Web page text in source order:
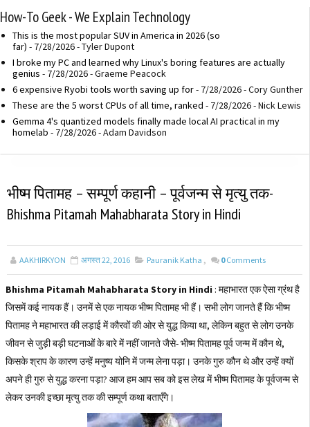
How-To Geek - We Explain Technology
This is the most popular SUV in America in 2026 (so
far) - 7/28/2026- Tyler Dupont
I broke my PC and learned why Linux's boring features are actually
genius - 7/28/2026- Graeme Peacock
6 expensive Ryobi tools worth saving up for- 7/28/2026- Cory Gunther
These are the 5 worst CPUs of all time, ranked - 7/28/2026- Nick Lewis
Gemma 4's quantized models finally made local AI practical in my
homelab - 7/28/2026- Adam Davidson
भीष्म पितामह – सम्पूर्ण कहानी – पूर्वजन्म से मृत्यु तक-
Bhishma Pitamah Mahabharata Story in Hindi
AAKHIRKYON अगस्त 22, 2016 Pauranik Katha , 0 Comments
Bhishma Pitamah Mahabharata Story in Hindi : महाभारत एक ऐसा ग्रंथ है
जिसमें कई नायक हैं। उनमें से एक नायक भीष्म पितामह भी हैं। सभी लोग जानते हैं कि भीष्म
पितामह ने महाभारत की लड़ाई में कौरवों की ओर से युद्ध किया था, लेकिन बहुत से लोग उनके
जीवन से जुड़ी बड़ी घटनाओं के बारे में नहीं जानते जैसे- भीष्म पितामह पूर्व जन्म में कौन थे,
किसके श्राप के कारण उन्हें मनुष्य योनि में जन्म लेना पड़ा। उनके गुरु कौन थे और उन्हें क्यों
अपने ही गुरु से युद्ध करना पड़ा? आज हम आप सब को इस लेख में भीष्म पितामह के पूर्वजन्म से
लेकर उनकी इच्छा मृत्यु तक की सम्पूर्ण कथा बताएँगे।